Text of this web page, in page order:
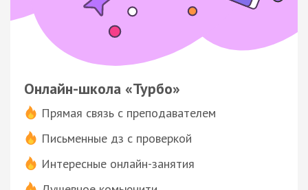
Онлайн-школа «Турбо»
Прямая связь с преподавателем
Письменные дз с проверкой
Интересные онлайн-занятия